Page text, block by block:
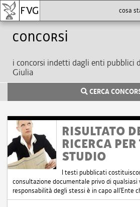
Concorsi
i concorsi indetti dagli enti pubblici
Giulia
CERCA
RISULTATO
RICERCA
STUDIO
I testi pubblicati
consultazione documentale privo di qualsiasi
responsabilità degli stessi è in capo all'Ente